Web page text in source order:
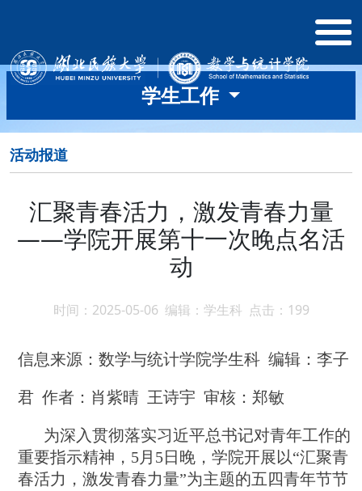
学生工作
活动报道
汇聚青春活力，激发青春力量
——学院开展第十一次晚点名活
动
时间：2025-05-06 编辑：学生科 点击： 199
信息来源：数学与统计学院学生科 编辑：李子
君 作者： 肖紫晴 王诗宇 审核：郑敏
为深入贯彻落实习近平总书记对青年工作的
重要指示精神，5月5日晚，学院开展以“汇聚青
春活力，激发青春力量”为主题的五四青年节节